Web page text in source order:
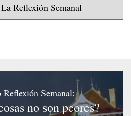
Reflexión Semanal
Reflexión Semanal:
no son peores?